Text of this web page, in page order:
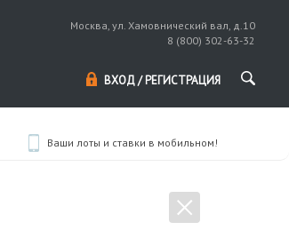
Москва, ул. Хамовнический вал, д.10
8 (800) 302-63-32
ВХОД / РЕГИСТРАЦИЯ
Ваши лоты и ставки в мобильном!